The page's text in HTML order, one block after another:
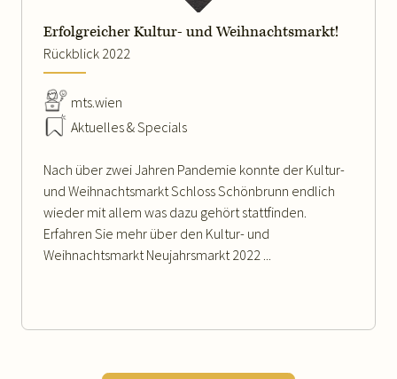
Erfolgreicher Kultur- und Weihnachtsmarkt!
Rückblick 2022
mts.wien
Aktuelles & Specials
Nach über zwei Jahren Pandemie konnte der Kultur-
und Weihnachtsmarkt Schloss Schönbrunn endlich
wieder mit allem was dazu gehört stattfinden.
Erfahren Sie mehr über den Kultur- und
Weihnachtsmarkt Neujahrsmarkt 2022 ...